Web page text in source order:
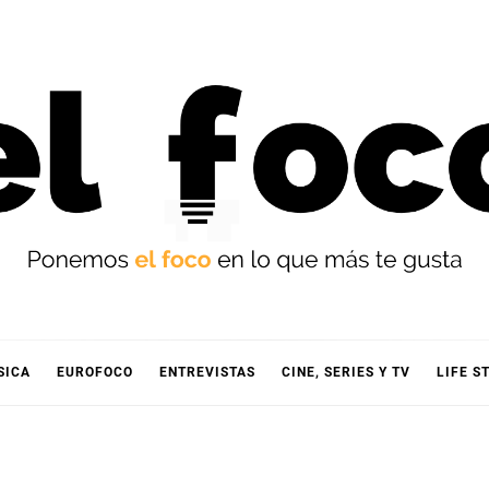
EUROFOCO ENTREVISTAS CINE, SERIES Y TV LIFE